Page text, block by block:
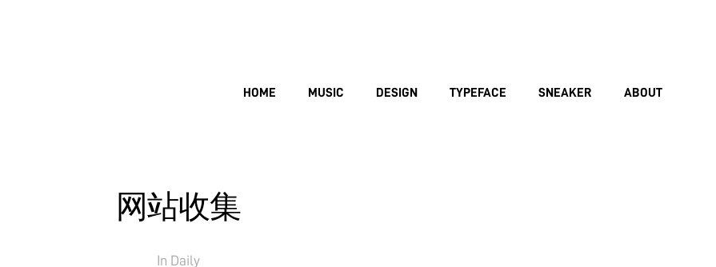
HOME MUSIC DESIGN TYPEFACE SNEAKER ABOUT
网站收集
In Daily